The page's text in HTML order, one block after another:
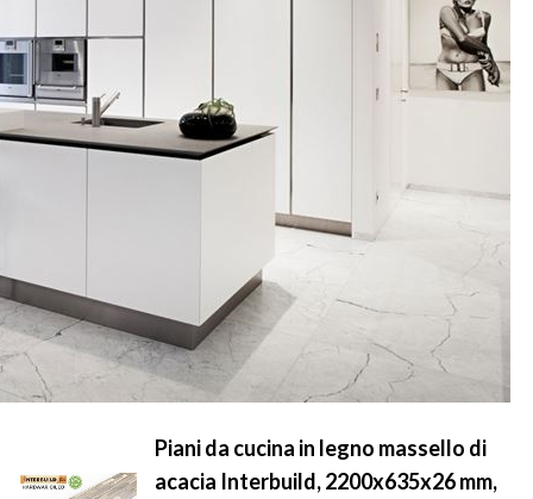
Piani da cucina in legno massello di
acacia Interbuild, 2200x635x26 mm,